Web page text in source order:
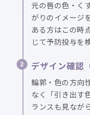
元の唇の色・く
がりのイメージ
ある方はこの時
じて予防投与を
デザイン確認
輪郭・色の方向
なく「引き出す
ランスも見なが